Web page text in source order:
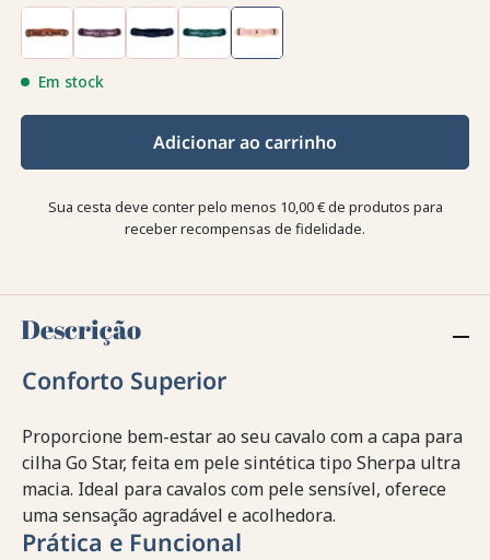
Em stock
Adicionar ao carrinho
Sua cesta deve conter pelo menos 10,00 € de produtos para
receber recompensas de fidelidade.
Descrição
Conforto Superior
Proporcione bem-estar ao seu cavalo com a capa para
cilha Go Star, feita em pele sintética tipo Sherpa ultra
macia. Ideal para cavalos com pele sensível, oferece
uma sensação agradável e acolhedora.
Prática e Funcional